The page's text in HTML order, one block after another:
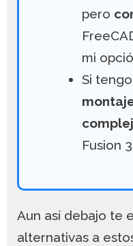
pero
mi
Si
Fusion
Aun así debajo te
alternativas a